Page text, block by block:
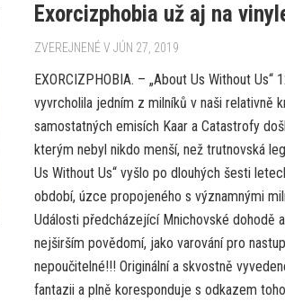
Exorcizphobia už aj na
ZVEREJNENÉ V JÚN 27, 2019
EXORCIZPHOBIA. – „About Us Without
vyvrcholila jedním z milníků v naši relativně
samostatných emisích Kaar a Catastrofy
kterým nebyl nikdo menší, než trutnovská
Us Without Us“ vyšlo po dlouhých šesti
období, úzce propojeného s významnými
Události předcházející Mnichovské dohodě
nejširším povědomí, jako varování pro
nepoučitelné!!! Originální a skvostně
fantazii a plně koresponduje s odkazem